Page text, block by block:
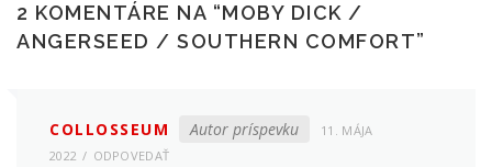
2 KOMENTÁRE NA “MOBY DICK /
ANGERSEED / SOUTHERN COMFORT”
COLLOSSEUM Autor príspevku
11. MÁJA
2022
ODPOVEDAŤ